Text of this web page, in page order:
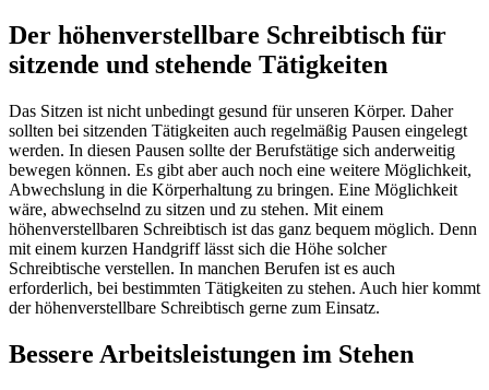
Der höhenverstellbare Schreibtisch für
sitzende und stehende Tätigkeiten
Das Sitzen ist nicht unbedingt gesund für unseren Körper. Daher
sollten bei sitzenden Tätigkeiten auch regelmäßig Pausen eingelegt
werden. In diesen Pausen sollte der Berufstätige sich anderweitig
bewegen können. Es gibt aber auch noch eine weitere Möglichkeit,
Abwechslung in die Körperhaltung zu bringen. Eine Möglichkeit
wäre, abwechselnd zu sitzen und zu stehen. Mit einem
höhenverstellbaren Schreibtisch ist das ganz bequem möglich. Denn
mit einem kurzen Handgriff lässt sich die Höhe solcher
Schreibtische verstellen. In manchen Berufen ist es auch
erforderlich, bei bestimmten Tätigkeiten zu stehen. Auch hier kommt
der höhenverstellbare Schreibtisch gerne zum Einsatz.
Bessere Arbeitsleistungen im Stehen